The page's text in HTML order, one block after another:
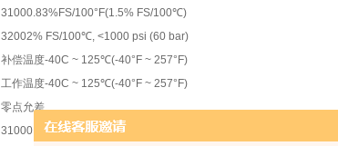
31000.83%FS/100°F(1.5% FS/100℃)
32002% FS/100℃, <1000 psi (60 bar)
补偿温度-40C ~ 125℃(-40°F ~ 257°F)
工作温度-40C ~ 125℃(-40°F ~ 257°F)
零点允差
31000.5%FS